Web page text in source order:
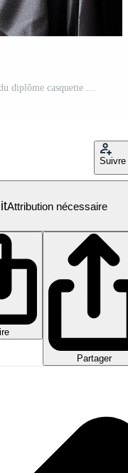
ai généré Jeune femme avec l'obtention du diplôme casquette et robe et deux les pouces en haut isolé sur transparent Contexte PNG Gratuit
Suivre
Attribution nécessaire
Partager